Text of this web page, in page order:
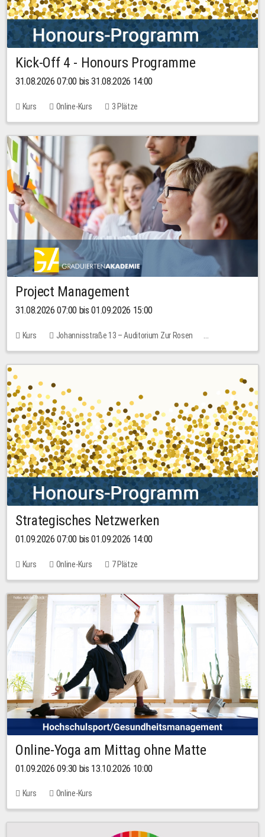
Kick-Off 4 - Honours Programme
31.08.2026 07:00 bis 31.08.2026 14:00
Kurs Online-Kurs 3 Plätze
Project Management
31.08.2026 07:00 bis 01.09.2026 15:00
Kurs
Johannisstraße 13 – Auditorium Zur Rosen
Keine freien Plätze
30,00 EUR
Strategisches Netzwerken
01.09.2026 07:00 bis 01.09.2026 14:00
Kurs Online-Kurs 7 Plätze
Online-Yoga am Mittag ohne Matte
01.09.2026 09:30 bis 13.10.2026 10:00
Kurs Online-Kurs